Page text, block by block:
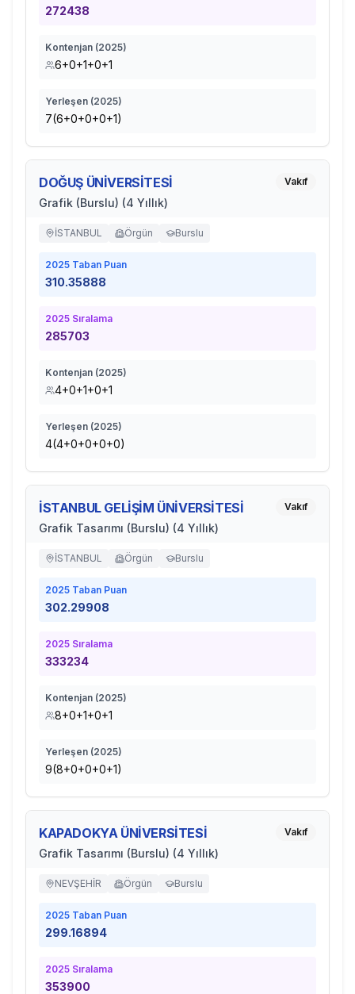
272438
Kontenjan (2025)
6+0+1+0+1
Yerleşen (2025)
7(6+0+0+0+1)
DOĞUŞ ÜNİVERSİTESİ
Grafik (Burslu) (4 Yıllık)
Vakıf
İSTANBUL Örgün Burslu
2025 Taban Puan
310.35888
2025 Sıralama
285703
Kontenjan (2025)
4+0+1+0+1
Yerleşen (2025)
4(4+0+0+0+0)
İSTANBUL GELİŞİM ÜNİVERSİTESİ
Grafik Tasarımı (Burslu) (4 Yıllık)
Vakıf
İSTANBUL Örgün Burslu
2025 Taban Puan
302.29908
2025 Sıralama
333234
Kontenjan (2025)
8+0+1+0+1
Yerleşen (2025)
9(8+0+0+0+1)
KAPADOKYA ÜNİVERSİTESİ
Grafik Tasarımı (Burslu) (4 Yıllık)
Vakıf
NEVŞEHİR Örgün Burslu
2025 Taban Puan
299.16894
2025 Sıralama
353900